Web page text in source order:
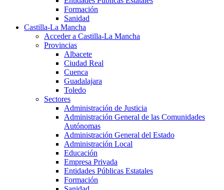
Formación
Sanidad
Castilla-La Mancha
Acceder a Castilla-La Mancha
Provincias
Albacete
Ciudad Real
Cuenca
Guadalajara
Toledo
Sectores
Administración de Justicia
Administración General de las Comunidades
Autónomas
Administración General del Estado
Administración Local
Educación
Empresa Privada
Entidades Públicas Estatales
Formación